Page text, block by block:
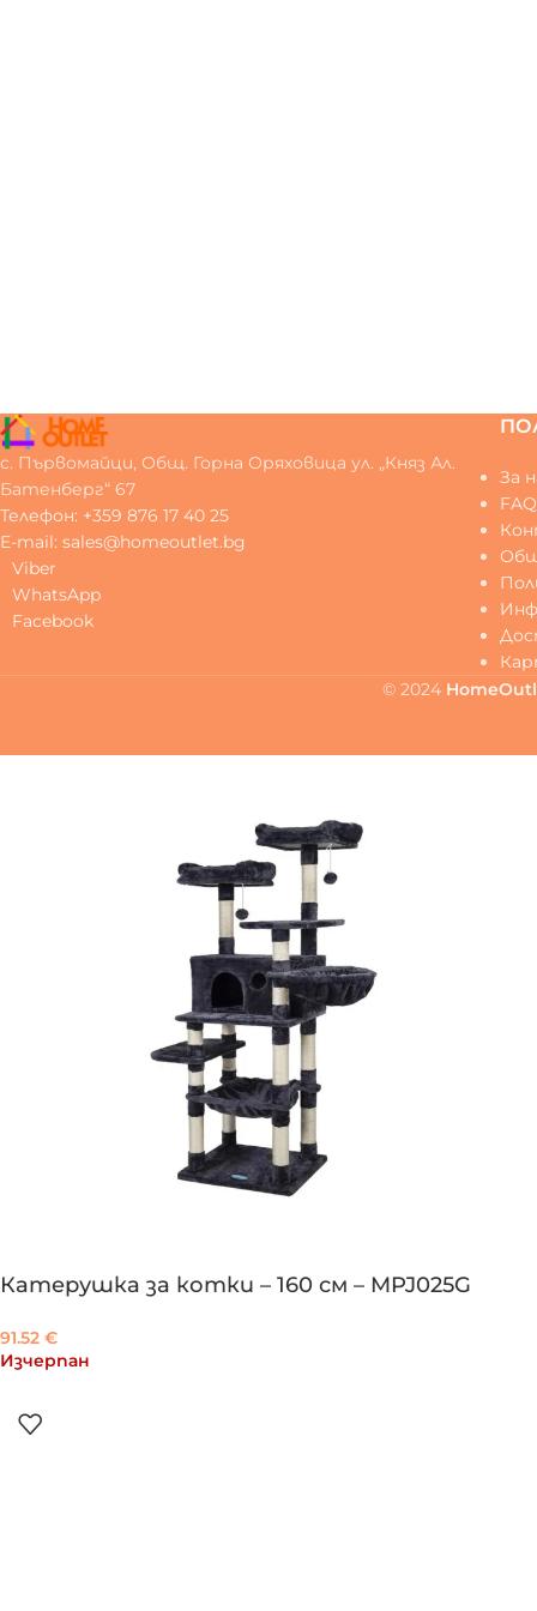
с. Първомайци, Общ. Горна Оряховица ул. „Княз Ал.
Батенберг“ 67
Телефон: +359 876 17 40 25
E-mail: sales@homeoutlet.bg
Viber
WhatsApp
Facebook
За
FAQ
© 2024
Катерушка за котки – 160 см – MPJ025G
91.52 €
Изчерпан